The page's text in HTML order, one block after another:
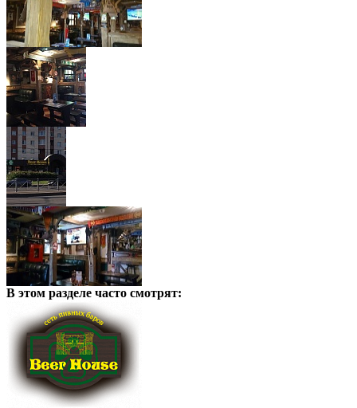
В этом разделе часто смотрят: